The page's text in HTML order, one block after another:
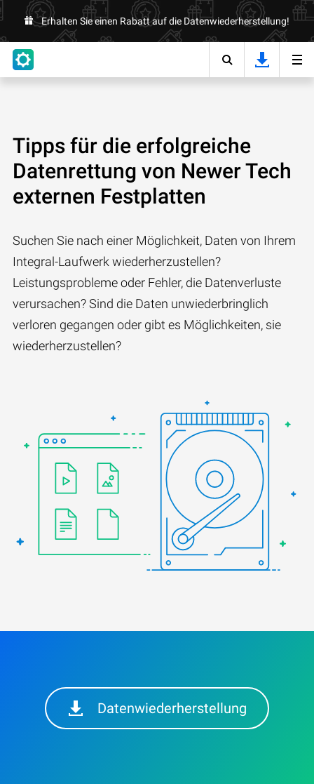
Erhalten Sie einen Rabatt auf die Datenwiederherstellung!
Tipps für die erfolgreiche
Datenrettung von Newer Tech
externen Festplatten
Suchen Sie nach einer Möglichkeit, Daten von Ihrem
Integral-Laufwerk wiederherzustellen?
Leistungsprobleme oder Fehler, die Datenverluste
verursachen? Sind die Daten unwiederbringlich
verloren gegangen oder gibt es Möglichkeiten, sie
wiederherzustellen?
Datenwiederherstellung